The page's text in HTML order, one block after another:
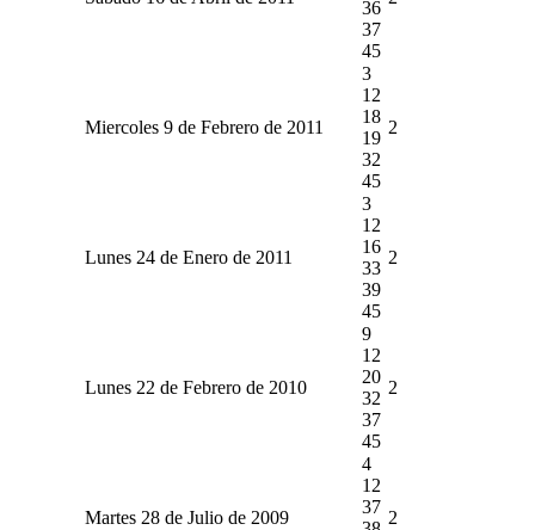
36
37
45
Miercoles 9 de Febrero de 2011
3
12
18
19
32
45
2
Lunes 24 de Enero de 2011
3
12
16
33
39
45
2
Lunes 22 de Febrero de 2010
9
12
20
32
37
45
2
Martes 28 de Julio de 2009
4
12
37
2